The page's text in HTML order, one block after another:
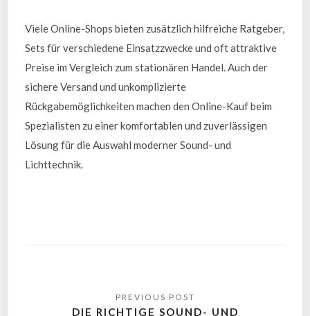
Viele Online-Shops bieten zusätzlich hilfreiche Ratgeber,
Sets für verschiedene Einsatzzwecke und oft attraktive
Preise im Vergleich zum stationären Handel. Auch der
sichere Versand und unkomplizierte
Rückgabemöglichkeiten machen den Online-Kauf beim
Spezialisten zu einer komfortablen und zuverlässigen
Lösung für die Auswahl moderner Sound- und
Lichttechnik.
DIE RICHTIGE SOUND- UND